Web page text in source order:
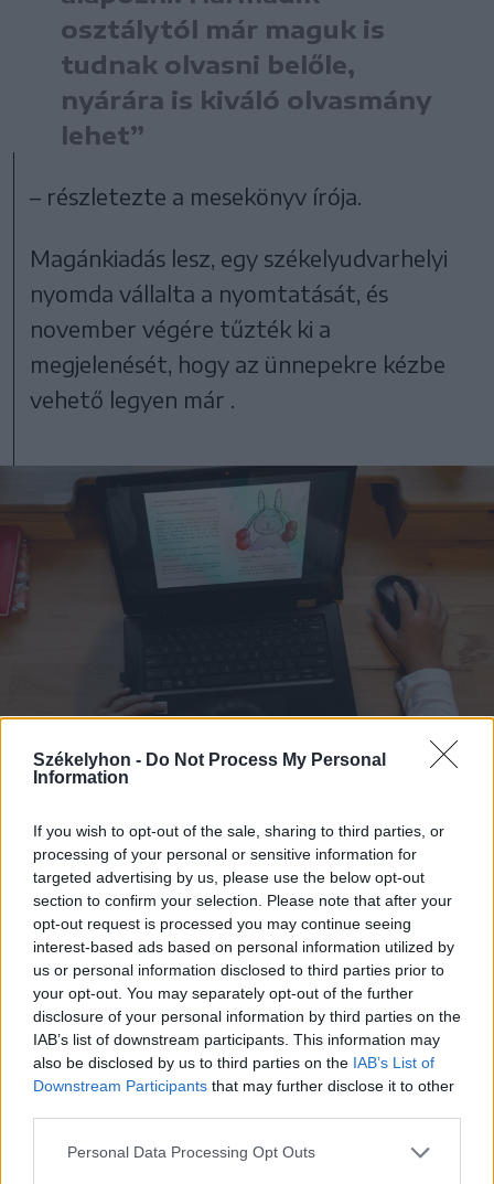
Székelyhon - Do Not Process My Personal
Information
If you wish to opt-out of the sale, sharing to third parties, or
processing of your personal or sensitive information for
targeted advertising by us, please use the below opt-out
section to confirm your selection. Please note that after your
opt-out request is processed you may continue seeing
interest-based ads based on personal information utilized by
us or personal information disclosed to third parties prior to
your opt-out. You may separately opt-out of the further
disclosure of your personal information by third parties on the
IAB’s list of downstream participants. This information may
also be disclosed by us to third parties on the IAB’s List of
Downstream Participants that may further disclose it to other
Personal Data Processing Opt Outs
osztálytól már maguk is
tudnak olvasni belőle,
nyárára is kiváló olvasmány
lehet”
– részletezte a mesekönyv írója.
Magánkiadás lesz, egy székelyudvarhelyi
nyomda vállalta a nyomtatását, és
november végére tűzték ki a
megjelenését, hogy az ünnepekre kézbe
vehető legyen már .
„A saját oldalunkon lesz majd
megrendelhető, ahol gyerekbútorokat
forgalmazunk, és ott vannak már erdei
állatok marokpárna formában, a mese
pedig ezekre az állatokra épül. Ez egy
plusz interaktív élmény számukra, hiszen
a mai gyerekek sok impulzust igényelnek”
– tette hozzá a szovátai édesanya.